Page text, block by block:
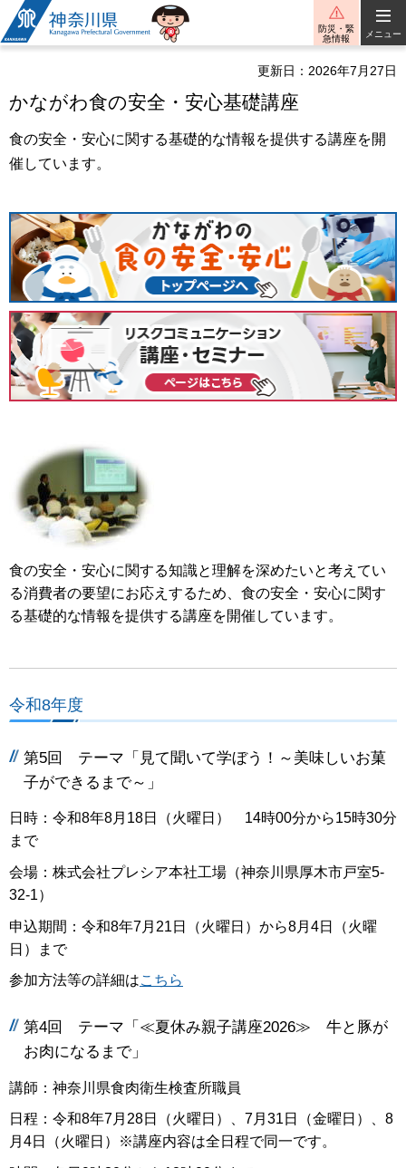
神奈川県
防災・緊
急情報
メニュー
更新日：2026年7月27日
かながわ食の安全・安心基礎講座
食の安全・安心に関する基礎的な情報を提供する講座を開
催しています。
食の安全・安心に関する知識と理解を深めたいと考えてい
る消費者の要望にお応えするため、食の安全・安心に関す
る基礎的な情報を提供する講座を開催しています。
令和8年度
第5回 テーマ「見て聞いて学ぼう！～美味しいお菓
子ができるまで～」
日時：令和8年8月18日（火曜日） 14時00分から15時30分
まで
会場：株式会社プレシア本社工場（神奈川県厚木市戸室5-
32-1）
申込期間：令和8年7月21日（火曜日）から8月4日（火曜
日）まで
参加方法等の詳細はこちら
第4回 テーマ「≪夏休み親子講座2026≫ 牛と豚が
お肉になるまで」
講師：神奈川県食肉衛生検査所職員
日程：令和8年7月28日（火曜日）、7月31日（金曜日）、8
月4日（火曜日）※講座内容は全日程で同一です。